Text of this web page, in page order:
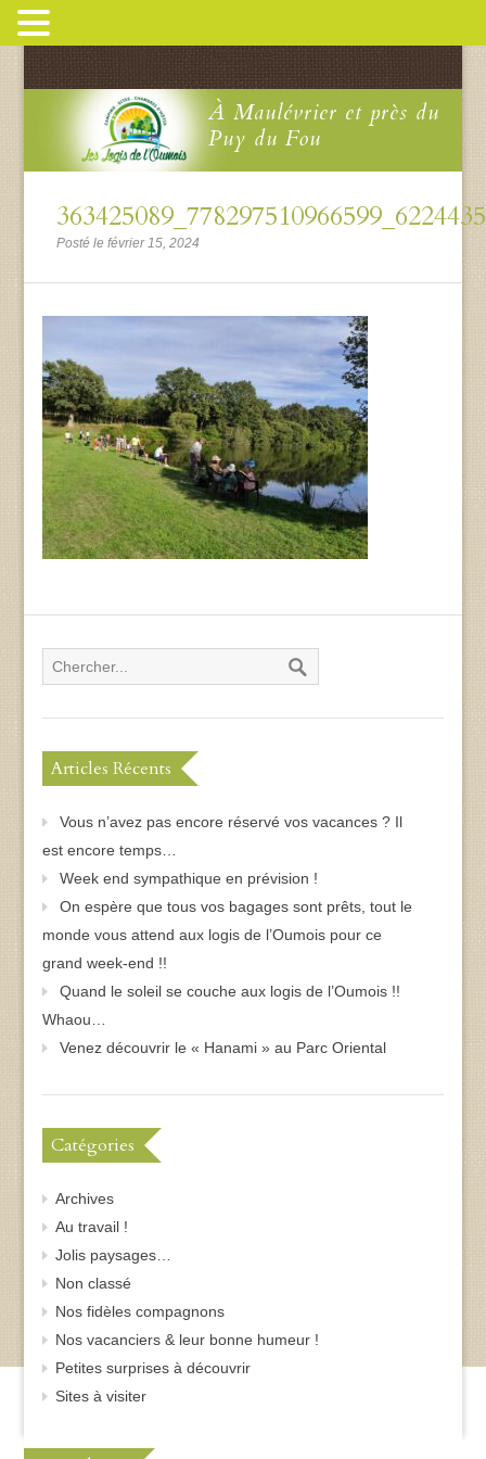
À Maulévrier et près du
Puy du Fou
Posté le février 15, 2024
Articles Récents
Vous n’avez pas encore réservé vos vacances ? Il
est encore temps…
Week end sympathique en prévision !
On espère que tous vos bagages sont prêts, tout le
monde vous attend aux logis de l’Oumois pour ce
grand week-end !!
Quand le soleil se couche aux logis de l’Oumois !!
Whaou…
Venez découvrir le « Hanami » au Parc Oriental
Catégories
Archives
Au travail !
Jolis paysages…
Non classé
Nos fidèles compagnons
Nos vacanciers & leur bonne humeur !
Petites surprises à découvrir
Sites à visiter